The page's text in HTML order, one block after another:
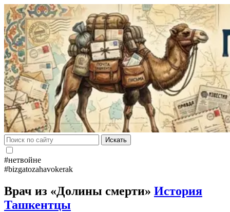
Искать
#нетвойне
#bizgatozahavokerak
Врач из «Долины смерти» История
Ташкентцы